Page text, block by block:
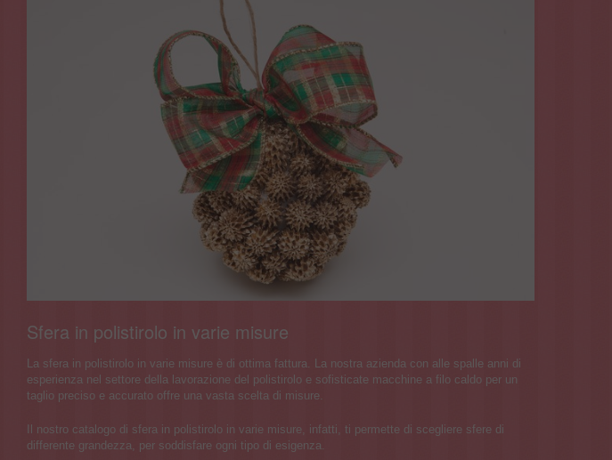
Sfera in polistirolo in varie misure
La sfera in polistirolo in varie misure è di ottima fattura. La nostra azienda con alle spalle anni di
esperienza nel settore della lavorazione del polistirolo e sofisticate macchine a filo caldo per un
taglio preciso e accurato offre una vasta scelta di misure.
Il nostro catalogo di sfera in polistirolo in varie misure, infatti, ti permette di scegliere sfere di
differente grandezza, per soddisfare ogni tipo di esigenza.